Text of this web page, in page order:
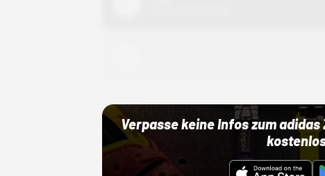
Verpasse keine Infos zum